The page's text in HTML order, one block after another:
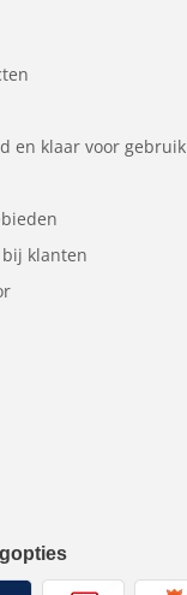
en klaar voor gebruik
klanten